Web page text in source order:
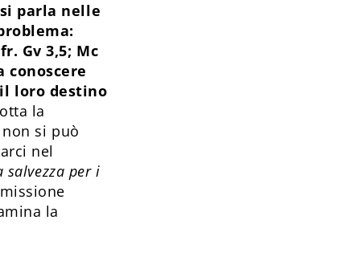
parla nelle
Gv 3,5; Mc
conoscere
loro destino
la
si può
nel
salvezza per i
la